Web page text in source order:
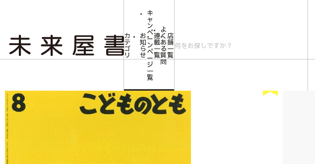
カ
テ
ゴ
リ
お
知
ら
せ
キ
ャ
ン
ペ
ー
ン
ペ
ー
ジ
一
覧
連
載
一
覧
よ
く
あ
る
質
問
店
舗
一
覧
われら はたらく うんてんしゅ(こどものとも) 2026年8月号